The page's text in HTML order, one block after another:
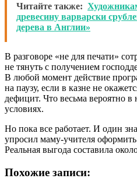
Читайте также:
древесину варварски
дерева в Англии»
В разговоре «не для печати»
не тянуть с получением
В любой момент действие
на паузу, если в казне не
дефицит. Что весьма вероятно
условиях.
Но пока все работает. И один
упросил маму-учителя
Реальная выгода составила
Похожие записи: